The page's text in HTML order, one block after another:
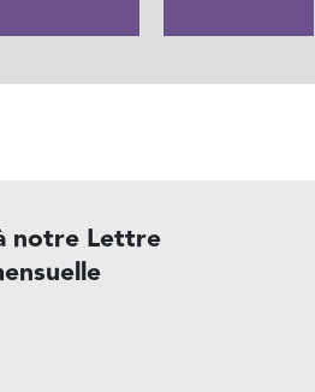
notre Lettre